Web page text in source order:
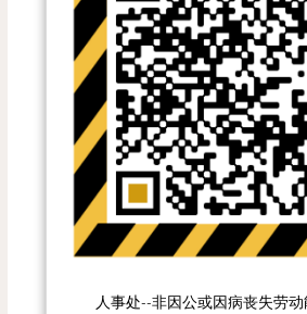
人事处--非因公或因病丧失劳